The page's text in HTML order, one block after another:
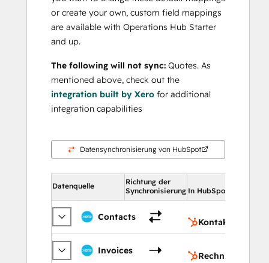
or create your own, custom field mappings
are available with Operations Hub Starter
and up.
The following will not sync: Quotes. As
mentioned above, check out the
integration built by Xero for additional
integration capabilities
Datensynchronisierung von HubSpot
Datenquelle
Richtung der
Synchronisierung In HubSpot
Contacts
Kontakte
Invoices
Rechnungen